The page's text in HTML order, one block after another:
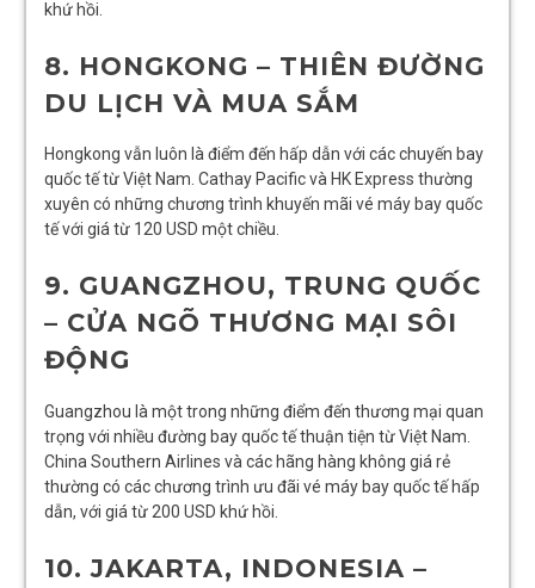
khứ hồi.
8. HONGKONG – THIÊN ĐƯỜNG
DU LỊCH VÀ MUA SẮM
Hongkong vẫn luôn là điểm đến hấp dẫn với các chuyến bay
quốc tế từ Việt Nam. Cathay Pacific và HK Express thường
xuyên có những chương trình khuyến mãi vé máy bay quốc
tế với giá từ 120 USD một chiều.
9. GUANGZHOU, TRUNG QUỐC
– CỬA NGÕ THƯƠNG MẠI SÔI
ĐỘNG
Guangzhou là một trong những điểm đến thương mại quan
trọng với nhiều đường bay quốc tế thuận tiện từ Việt Nam.
China Southern Airlines và các hãng hàng không giá rẻ
thường có các chương trình ưu đãi vé máy bay quốc tế hấp
dẫn, với giá từ 200 USD khứ hồi.
10. JAKARTA, INDONESIA –